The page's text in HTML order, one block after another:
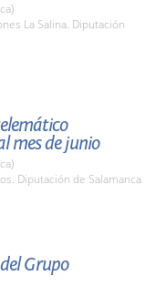
La Salina. Diputación
mes de junio
Diputación de Salamanca
Grupo